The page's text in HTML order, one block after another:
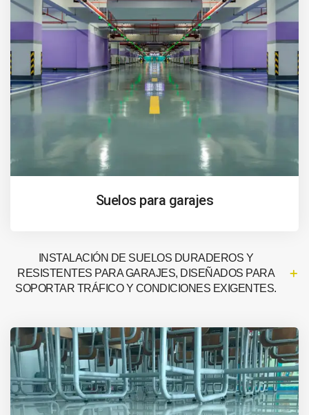
Suelos para garajes
INSTALACIÓN DE SUELOS DURADEROS Y
RESISTENTES PARA GARAJES, DISEÑADOS PARA
SOPORTAR TRÁFICO Y CONDICIONES EXIGENTES.